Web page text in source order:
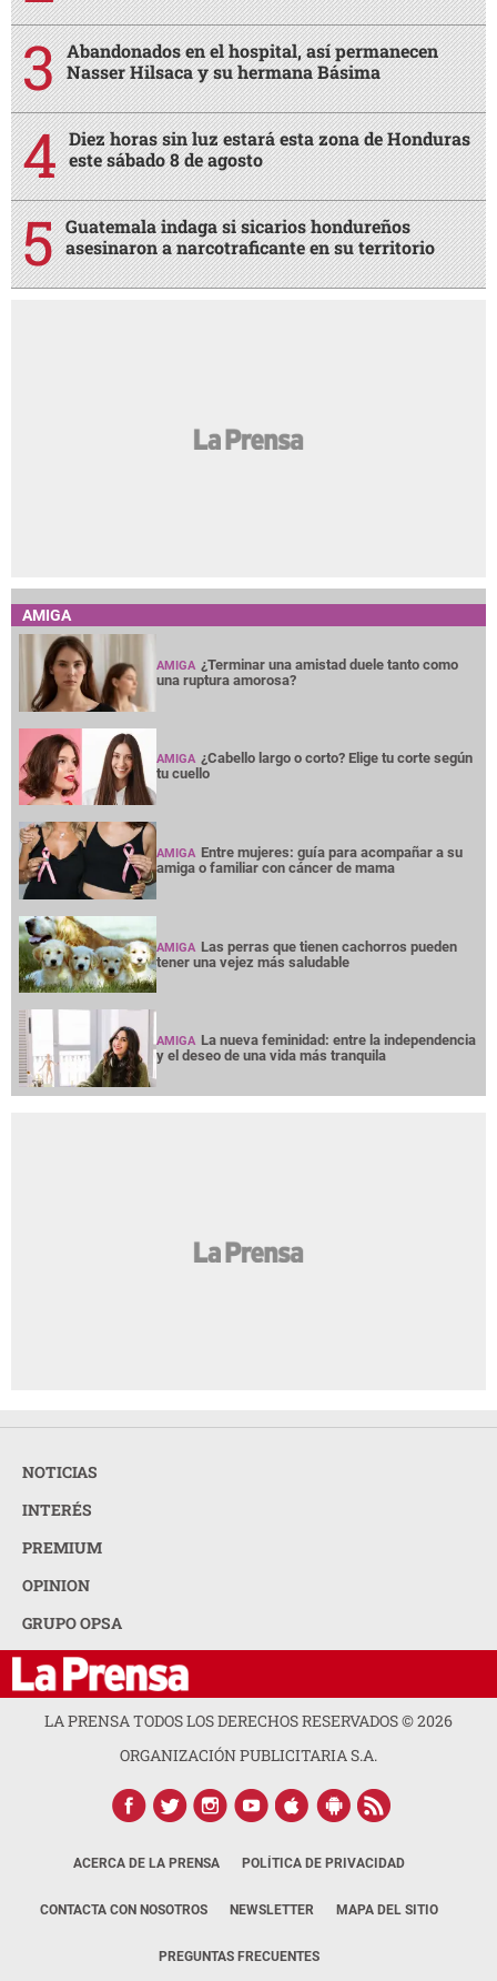
Abandonados en el hospital, así permanecen
Nasser Hilsaca y su hermana Básima
Diez horas sin luz estará esta zona de Honduras
este sábado 8 de agosto
Guatemala indaga si sicarios hondureños
asesinaron a narcotraficante en su territorio
AMIGA
AMIGA ¿Terminar una amistad duele tanto como
una ruptura amorosa?
AMIGA ¿Cabello largo o corto? Elige tu corte según
tu cuello
AMIGA Entre mujeres: guía para acompañar a su
amiga o familiar con cáncer de mama
AMIGA Las perras que tienen cachorros pueden
tener una vejez más saludable
AMIGA La nueva feminidad: entre la independencia
y el deseo de una vida más tranquila
NOTICIAS
INTERÉS
PREMIUM
OPINION
GRUPO OPSA
LA PRENSA TODOS LOS DERECHOS RESERVADOS ©2026
ORGANIZACIÓN PUBLICITARIA S.A.
ACERCA DE LA PRENSA POLÍTICA DE PRIVACIDAD
CONTACTA CON NOSOTROS NEWSLETTER MAPA DEL SITIO
PREGUNTAS FRECUENTES